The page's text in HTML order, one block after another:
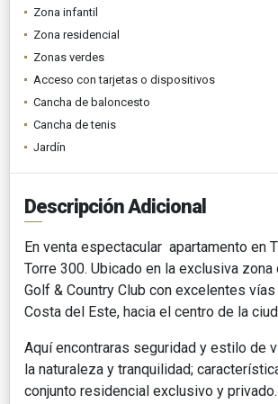
Zona infantil
Zona residencial
Zonas verdes
Acceso con tarjetas o dispositivos
Cancha de baloncesto
Cancha de tenis
Jardín
Descripción Adicional
En venta espectacular apartamento en
Torre 300. Ubicado en la exclusiva zona
Golf & Country Club con excelentes
Costa del Este, hacia el centro de la
Aquí encontraras seguridad y estilo de
la naturaleza y tranquilidad;
conjunto residencial exclusivo y privado.